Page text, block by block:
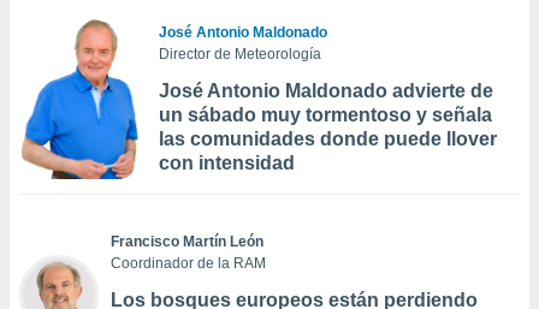
José Antonio Maldonado
Director de Meteorología
José Antonio Maldonado advierte de
un sábado muy tormentoso y señala
las comunidades donde puede llover
con intensidad
Francisco Martín León
Coordinador de la RAM
Los bosques europeos están perdiendo